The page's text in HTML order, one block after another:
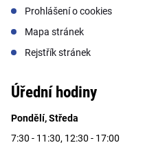
Prohlášení o cookies
Mapa stránek
Rejstřík stránek
Úřední hodiny
Pondělí, Středa
7:30 - 11:30, 12:30 - 17:00